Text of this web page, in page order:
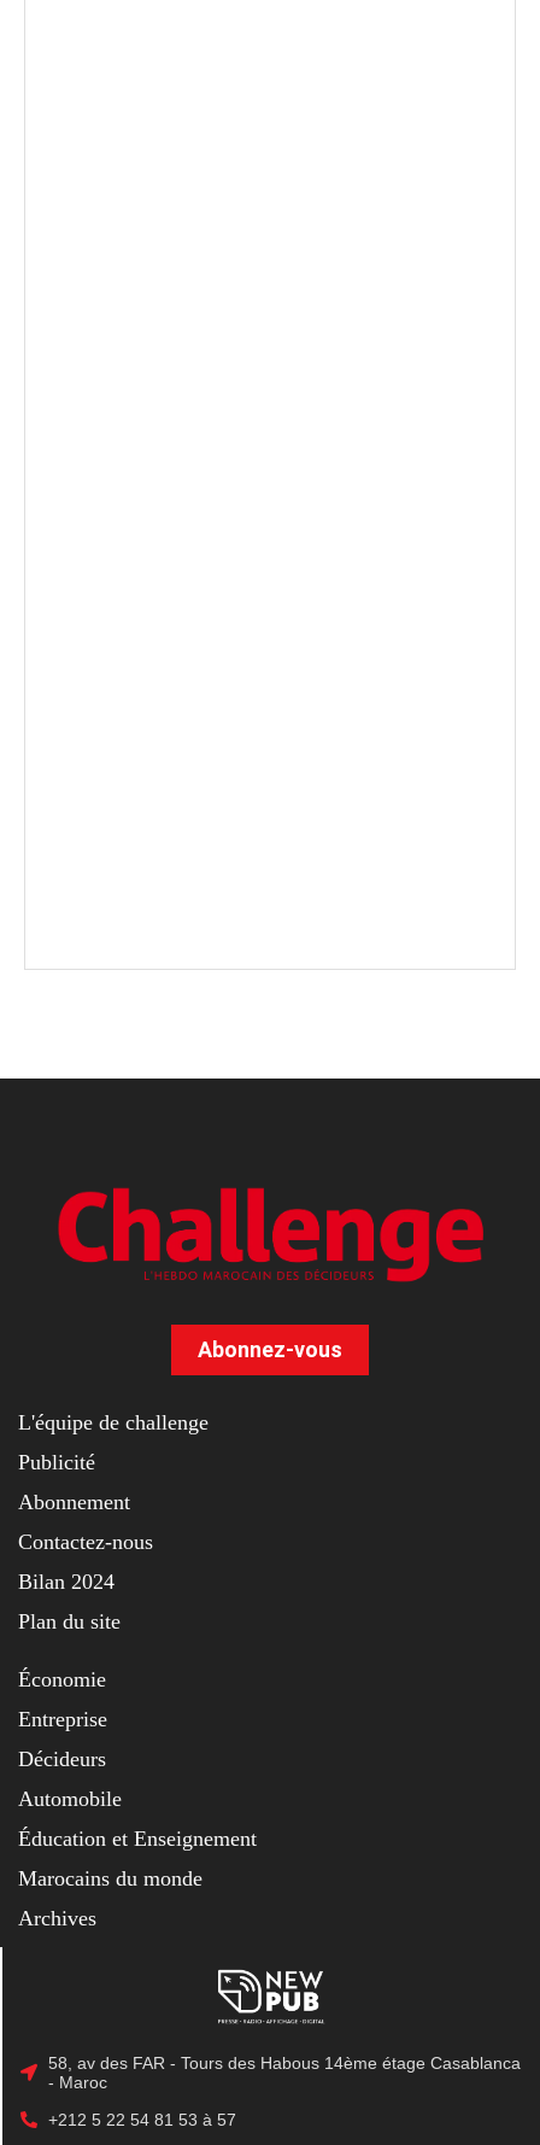
Abonnez-vous
L'équipe de challenge
Publicité
Abonnement
Contactez-nous
Bilan 2024
Plan du site
Économie
Entreprise
Décideurs
Automobile
Éducation et Enseignement
Marocains du monde
Archives
58, av des FAR - Tours des Habous 14ème étage Casablanca
- Maroc
+212 5 22 54 81 53 à 57